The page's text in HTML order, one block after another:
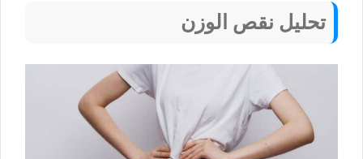
تحليل نقص الوزن